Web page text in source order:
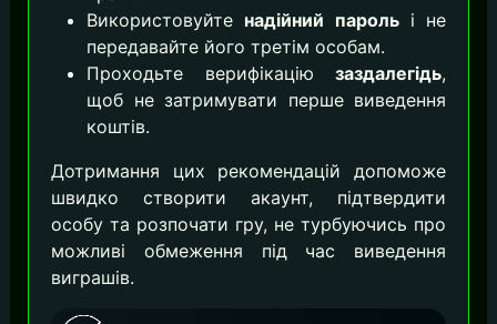
Використовуйте надійний парольі не
передавайте його третім особам.
Проходьте верифікацію заздалегідь,
щоб не затримувати перше виведення
коштів.
Дотримання цих рекомендацій допоможе
швидко створити акаунт, підтвердити
особу та розпочати гру, не турбуючись про
можливі обмеження під час виведення
виграшів.